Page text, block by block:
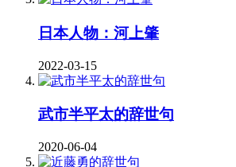
日本人物：河上肇
2022-03-15
武市半平太的辞世句
2020-06-04